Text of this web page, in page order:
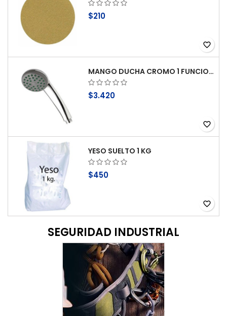
$210
favorite_border
MANGO DUCHA CROMO 1 FUNCION ANTICAL STRETTO
$3.420
favorite_border
YESO SUELTO 1 KG
$450
favorite_border
SEGURIDAD INDUSTRIAL